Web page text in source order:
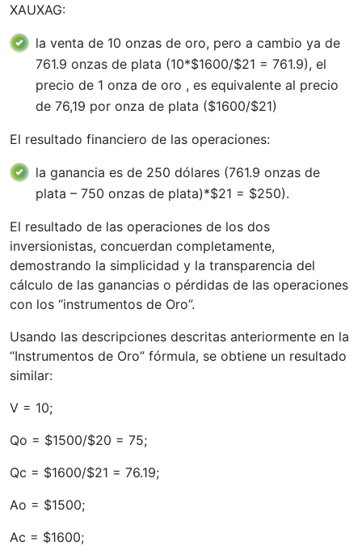
XAUXAG:
la venta de 10 onzas de oro, pero a cambio ya de
761.9 onzas de plata (10*$1600/$21 = 761.9), el
precio de 1 onza de oro , es equivalente al precio
de 76,19 por onza de plata ($1600/$21)
El resultado financiero de las operaciones:
la ganancia es de 250 dólares (761.9 onzas de
plata – 750 onzas de plata)*$21 = $250).
El resultado de las operaciones de los dos
inversionistas, concuerdan completamente,
demostrando la simplicidad y la transparencia del
cálculo de las ganancias o pérdidas de las operaciones
con los “instrumentos de Oro”.
Usando las descripciones descritas anteriormente en la
“Instrumentos de Oro” fórmula, se obtiene un resultado
similar:
V = 10;
Qo = $1500/$20 = 75;
Qc = $1600/$21 = 76.19;
Ao = $1500;
Ac = $1600;